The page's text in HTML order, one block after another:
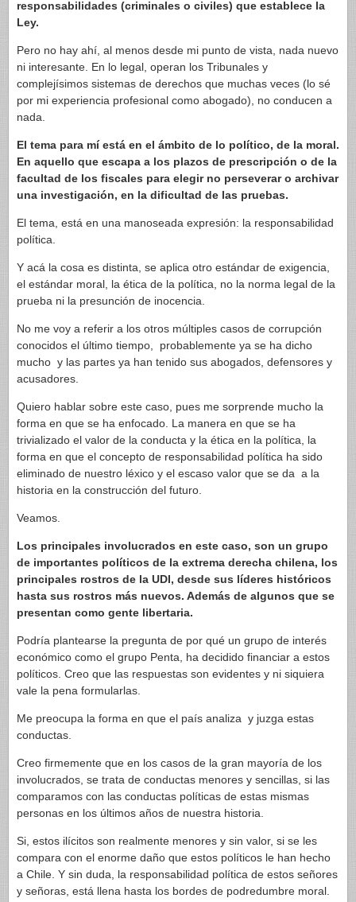
responsabilidades (criminales o civiles) que establece la
Ley.
Pero no hay ahí, al menos desde mi punto de vista, nada nuevo
ni interesante. En lo legal, operan los Tribunales y
complejísimos sistemas de derechos que muchas veces (lo sé
por mi experiencia profesional como abogado), no conducen a
nada.
El tema para mí está en el ámbito de lo político, de la moral.
En aquello que escapa a los plazos de prescripción o de la
facultad de los fiscales para elegir no perseverar o archivar
una investigación, en la dificultad de las pruebas.
El tema, está en una manoseada expresión: la responsabilidad
política.
Y acá la cosa es distinta, se aplica otro estándar de exigencia,
el estándar moral, la ética de la política, no la norma legal de la
prueba ni la presunción de inocencia.
No me voy a referir a los otros múltiples casos de corrupción
conocidos el último tiempo, probablemente ya se ha dicho
mucho y las partes ya han tenido sus abogados, defensores y
acusadores.
Quiero hablar sobre este caso, pues me sorprende mucho la
forma en que se ha enfocado. La manera en que se ha
trivializado el valor de la conducta y la ética en la política, la
forma en que el concepto de responsabilidad política ha sido
eliminado de nuestro léxico y el escaso valor que se da a la
historia en la construcción del futuro.
Veamos.
Los principales involucrados en este caso, son un grupo
de importantes políticos de la extrema derecha chilena, los
principales rostros de la UDI, desde sus líderes históricos
hasta sus rostros más nuevos. Además de algunos que se
presentan como gente libertaria.
Podría plantearse la pregunta de por qué un grupo de interés
económico como el grupo Penta, ha decidido financiar a estos
políticos. Creo que las respuestas son evidentes y ni siquiera
vale la pena formularlas.
Me preocupa la forma en que el país analiza y juzga estas
conductas.
Creo firmemente que en los casos de la gran mayoría de los
involucrados, se trata de conductas menores y sencillas, si las
comparamos con las conductas políticas de estas mismas
personas en los últimos años de nuestra historia.
Si, estos ilícitos son realmente menores y sin valor, si se les
compara con el enorme daño que estos políticos le han hecho
a Chile. Y sin duda, la responsabilidad política de estos señores
y señoras, está llena hasta los bordes de podredumbre moral.